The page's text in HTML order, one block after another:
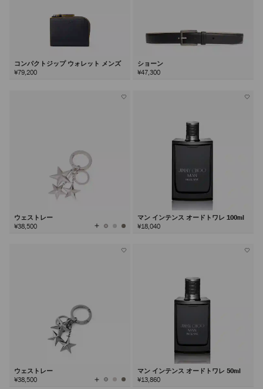
コンパクトジップ ウォレット メンズ
¥79,200
ショーン
¥47,300
ウェストレー
¥38,500
全
て
マン インテンス オードトワレ 100ml
¥18,040
ウェストレー
¥38,500
全
て
マン インテンス オードトワレ 50ml
¥13,860